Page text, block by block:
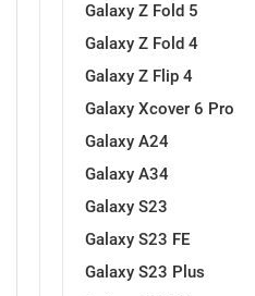
Galaxy Z Fold 5
Galaxy Z Fold 4
Galaxy Z Flip 4
Galaxy Xcover 6 Pro
Galaxy A24
Galaxy A34
Galaxy S23
Galaxy S23 FE
Galaxy S23 Plus
Zodiac
Doodles